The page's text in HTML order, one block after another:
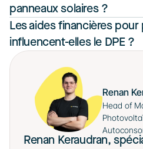
panneaux solaires ?
Les aides financières pour
influencent-elles le DPE ?
Renan
Head of
Renan Keraudran,